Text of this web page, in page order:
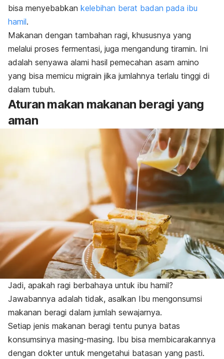
bisa menyebabkan kelebihan berat badan pada ibu
hamil.
Makanan dengan tambahan ragi, khususnya yang
melalui proses fermentasi, juga mengandung tiramin. Ini
adalah senyawa alami hasil pemecahan asam amino
yang bisa memicu migrain jika jumlahnya terlalu tinggi di
dalam tubuh.
Aturan makan makanan beragi yang
aman
Jadi, apakah ragi berbahaya untuk ibu hamil?
Jawabannya adalah tidak, asalkan Ibu mengonsumsi
makanan beragi dalam jumlah sewajarnya.
Setiap jenis makanan beragi tentu punya batas
konsumsinya masing-masing. Ibu bisa membicarakannya
dengan dokter untuk mengetahui batasan yang pasti.